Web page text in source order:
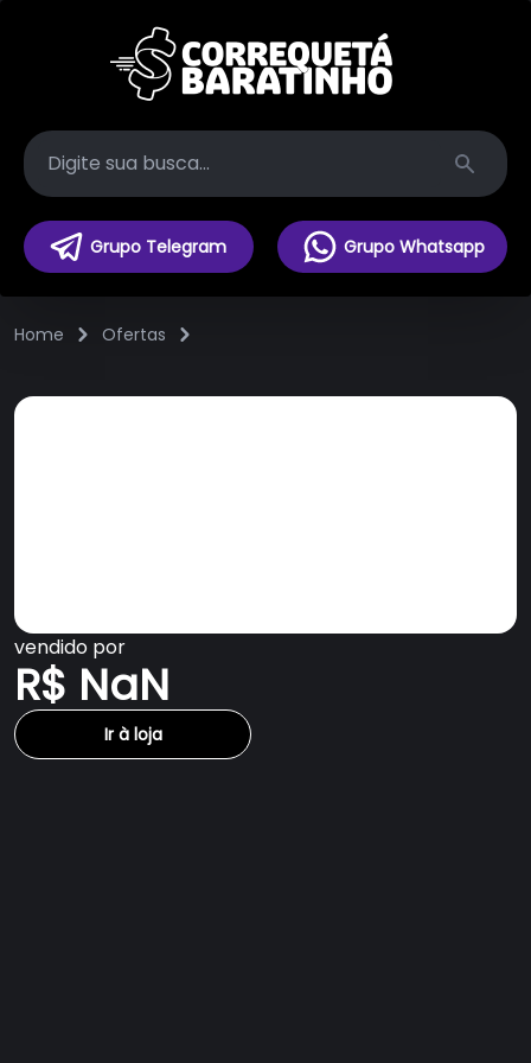
Search
Grupo Telegram Grupo Whatsapp
Home Ofertas
vendido por
R$ NaN
Ir à loja